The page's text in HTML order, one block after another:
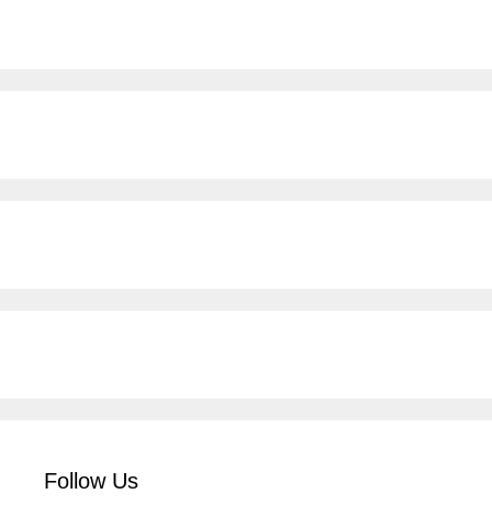
Follow Us